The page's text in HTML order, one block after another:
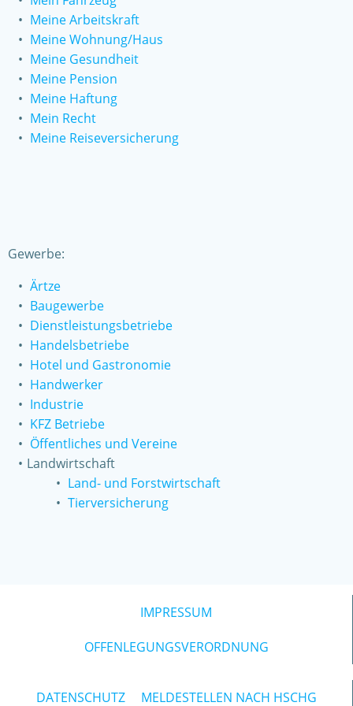
Meine Arbeitskraft
Meine Wohnung/Haus
Meine Gesundheit
Meine Pension
Meine Haftung
Mein Recht
Meine Reiseversicherung
Gewerbe:
Ärtze
Baugewerbe
Dienstleistungsbetriebe
Handelsbetriebe
Hotel und Gastronomie
Handwerker
Industrie
KFZ Betriebe
Öffentliches und Vereine
Landwirtschaft
Land- und Forstwirtschaft
Tierversicherung
free using WordPress andColibri
IMPRESSUM
OFFENLEGUNGSVERORDNUNG
DATENSCHUTZ MELDESTELLEN NACH HSCHG